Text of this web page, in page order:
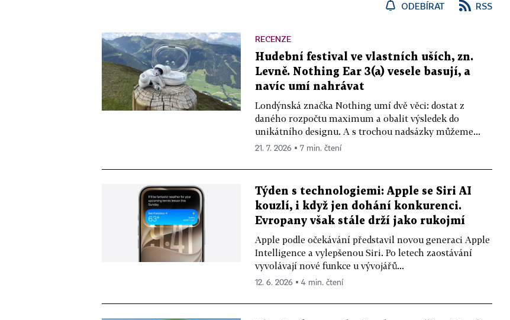
ODEBÍRAT RSS
RECENZE
Hudební festival ve vlastních uších, zn.
Levně. Nothing Ear 3(a) vesele basují, a
navíc umí nahrávat
Londýnská značka Nothing umí dvě věci: dostat z
daného rozpočtu maximum a obalit výsledek do
unikátního designu. A s trochou nadsázky můžeme...
21. 7. 2026 ▪ 7 min. čtení
Týden s technologiemi: Apple se Siri AI
kouzlí, i když jen dohání konkurenci.
Evropany však stále drží jako rukojmí
Apple podle očekávání představil novou generaci Apple
Intelligence a vylepšenou Siri. Po letech zaostávání
vyvolávají nové funkce u vývojářů...
12. 6. 2026 ▪ 4 min. čtení